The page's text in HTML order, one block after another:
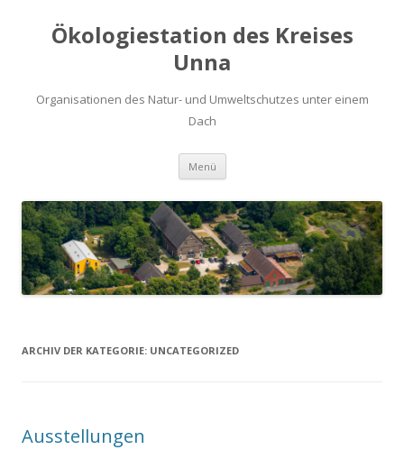
Ökologiestation des Kreises
Unna
Organisationen des Natur- und Umweltschutzes unter einem
Dach
Menü Zum
springen
ARCHIV DER KATEGORIE: UNCATEGORIZED
Ausstellungen